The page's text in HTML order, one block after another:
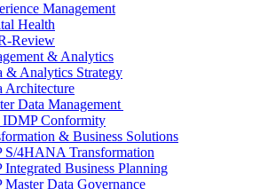
Management
Health
Review
& Analytics
& Analytics Strategy
Architecture
Data Management
IDMP Conformity
& Business Solutions
S/4HANA Transformation
Integrated Business Planning
Master Data Governance